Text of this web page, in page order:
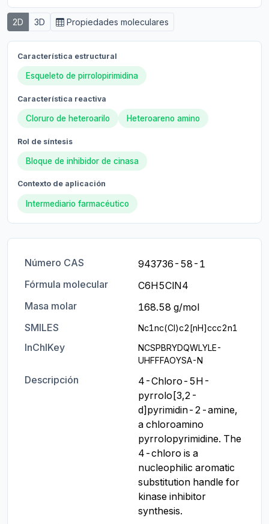
2D 3D Propiedades moleculares
Característica estructural
Esqueleto de pirrolopirimidina
Característica reactiva
Cloruro de heteroarilo Heteroareno amino
Rol de síntesis
Bloque de inhibidor de cinasa
Contexto de aplicación
Intermediario farmacéutico
Número CAS
943736-58-1
Fórmula molecular
C6H5ClN4
Masa molar
168.58 g/mol
SMILES
Nc1nc(Cl)c2[nH]ccc2n1
InChIKey
NCSPBRYDQWLYLE-
UHFFFAOYSA-N
Descripción
4-Chloro-5H-
pyrrolo[3,2-
d]pyrimidin-2-amine,
a chloroamino
pyrrolopyrimidine. The
4-chloro is a
nucleophilic aromatic
substitution handle for
kinase inhibitor
synthesis.